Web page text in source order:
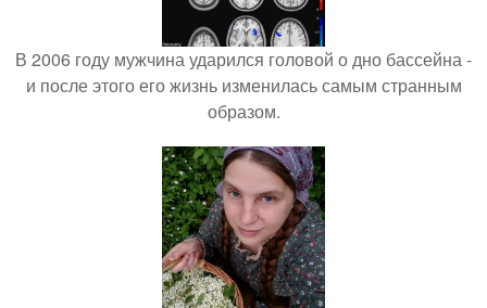
В 2006 году мужчина ударился головой о дно бассейна -
и после этого его жизнь изменилась самым странным
образом.